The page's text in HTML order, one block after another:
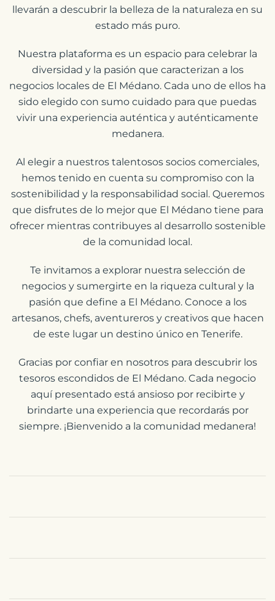
llevarán a descubrir la belleza de la naturaleza en su
estado más puro.
Nuestra plataforma es un espacio para celebrar la
diversidad y la pasión que caracterizan a los
negocios locales de El Médano. Cada uno de ellos ha
sido elegido con sumo cuidado para que puedas
vivir una experiencia auténtica y auténticamente
medanera.
Al elegir a nuestros talentosos socios comerciales,
hemos tenido en cuenta su compromiso con la
sostenibilidad y la responsabilidad social. Queremos
que disfrutes de lo mejor que El Médano tiene para
ofrecer mientras contribuyes al desarrollo sostenible
de la comunidad local.
Te invitamos a explorar nuestra selección de
negocios y sumergirte en la riqueza cultural y la
pasión que define a El Médano. Conoce a los
artesanos, chefs, aventureros y creativos que hacen
de este lugar un destino único en Tenerife.
Gracias por confiar en nosotros para descubrir los
tesoros escondidos de El Médano. Cada negocio
aquí presentado está ansioso por recibirte y
brindarte una experiencia que recordarás por
siempre. ¡Bienvenido a la comunidad medanera!